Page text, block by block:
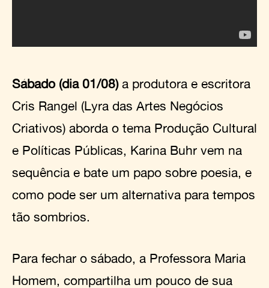
Sábado (dia 01/08)a produtora e escritora
Cris Rangel (Lyra das Artes Negócios
Criativos) aborda o tema Produção Cultural
e Políticas Públicas, Karina Buhr vem na
sequência e bate um papo sobre poesia, e
como pode ser um alternativa para tempos
tão sombrios.
Para fechar o sábado, a Professora Maria
Homem, compartilha um pouco de sua